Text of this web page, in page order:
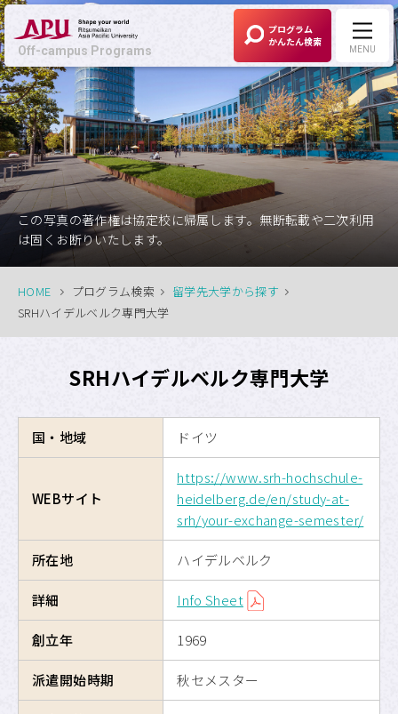
Off-campus Programs
プログラム
かんたん検索
この写真の著作権は協定校に帰属します。無断転載や二次利用
は固くお断りいたします。
HOME プログラム検索
留学先大学から探す
SRHハイデルベルク専門大学
SRHハイデルベルク専門大学
国・地域 ドイツ
WEBサイト
https://www.srh-hochschule-
heidelberg.de/en/study-at-
srh/your-exchange-semester/
所在地 ハイデルベルク
詳細 Info Sheet
創立年 1969
派遣開始時期 秋セメスター
MENU
Off-campus Programs
LANGUAGE: English
募集中プログラム
プログラム・大学検索
海外交換留学
APUへの留学
サイトマップ
サイトポリシー
プライバシーポリシー